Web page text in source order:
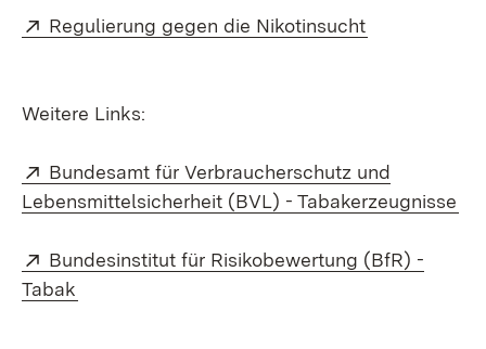
Extern:
Regulierung gegen die Nikotinsucht
Weitere Links:
Extern:
Bundesamt für Verbraucherschutz und
Lebensmittelsicherheit (BVL) - Tabakerzeugnisse
Extern:
Bundesinstitut für Risikobewertung (BfR) -
Tabak